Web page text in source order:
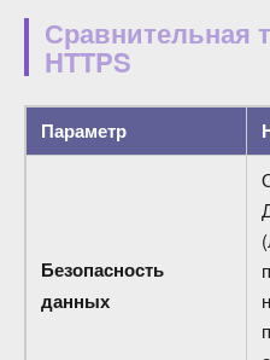
Сравнительная
HTTPS
Параметр
Безопасность
данных